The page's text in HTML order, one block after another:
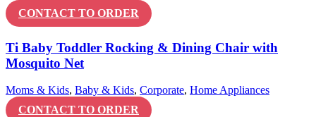
CONTACT TO ORDER
Ti Baby Toddler Rocking & Dining Chair with
Mosquito Net
Moms & Kids, Baby & Kids, Corporate, Home Appliances
CONTACT TO ORDER